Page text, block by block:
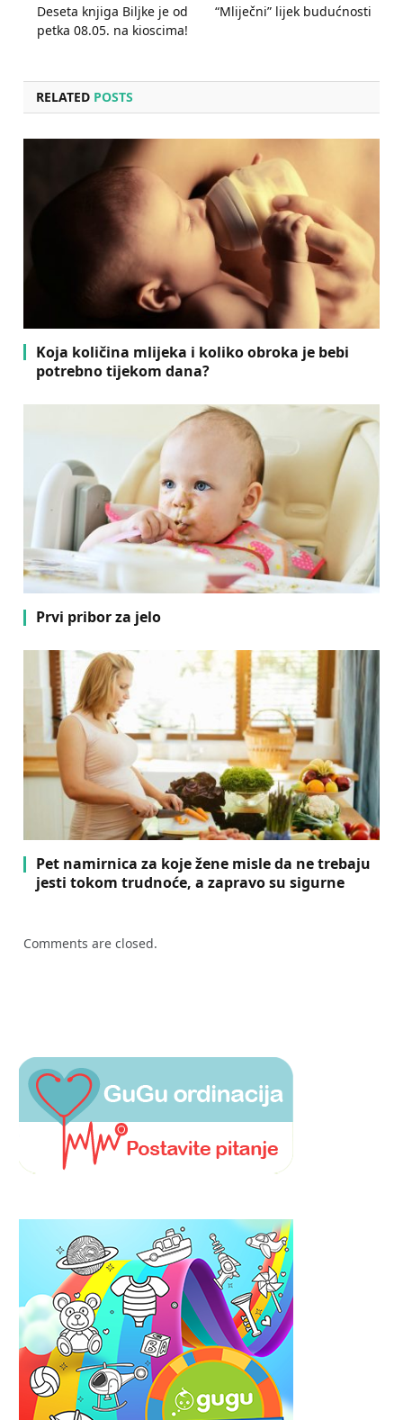
Deseta knjiga Biljke je od
petka 08.05. na kioscima!
“Mliječni” lijek budućnosti
RELATED POSTS
Koja količina mlijeka i koliko obroka je bebi
potrebno tijekom dana?
Prvi pribor za jelo
Pet namirnica za koje žene misle da ne trebaju
jesti tokom trudnoće, a zapravo su sigurne
Comments are closed.